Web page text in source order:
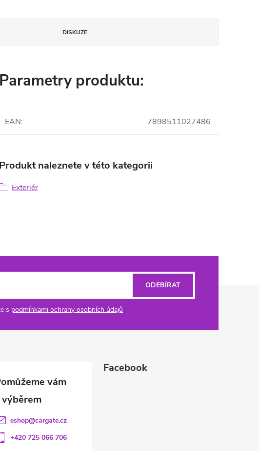
DISKUZE
Parametry produktu:
EAN: 7898511027486
Produkt naleznete v této kategorii
Exteriér
s podmínkami ochrany osobních údajů
ODEBÍRAT
eshop@cargate.cz
+420 725 066 706
Facebook